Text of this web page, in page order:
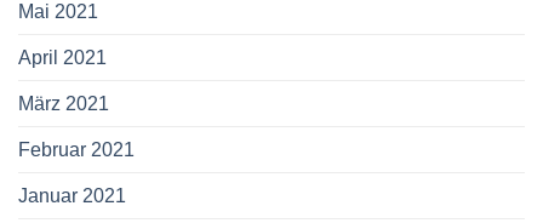
Mai 2021
April 2021
März 2021
Februar 2021
Januar 2021